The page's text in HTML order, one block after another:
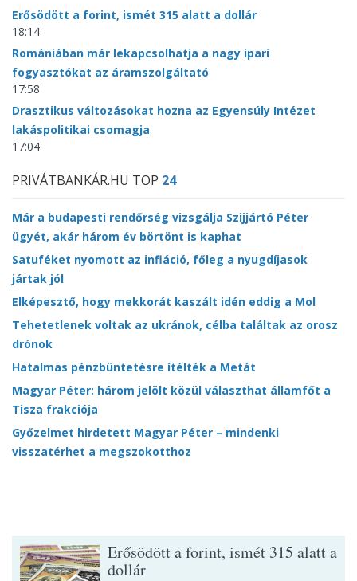
Erősödött a forint, ismét 315 alatt a dollár
18:14
Romániában már lekapcsolhatja a nagy ipari
fogyasztókat az áramszolgáltató
17:58
Drasztikus változásokat hozna az Egyensúly Intézet
lakáspolitikai csomagja
17:04
PRIVÁTBANKÁR.HU TOP 24
Már a budapesti rendőrség vizsgálja Szijjártó Péter
ügyét, akár három év börtönt is kaphat
Satuféket nyomott az infláció, főleg a nyugdíjasok
jártak jól
Elképesztő, hogy mekkorát kaszált idén eddig a Mol
Tehetetlenek voltak az ukránok, célba találtak az orosz
drónok
Hatalmas pénzbüntetésre ítélték a Metát
Magyar Péter: három jelölt közül választhat államfőt a
Tisza frakciója
Győzelmet hirdetett Magyar Péter – mindenki
visszatérhet a megszokotthoz
Erősödött a forint, ismét 315 alatt a
dollár